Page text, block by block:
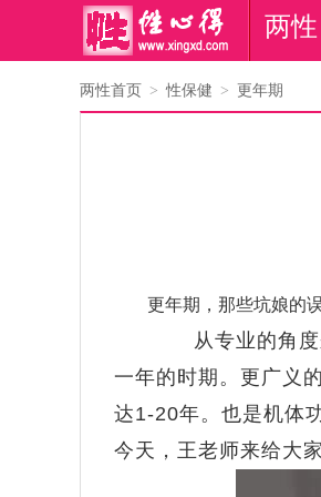
两性
两性首页 > 性保健 > 更年期
更年期，那些坑娘的
从专业的角
一年的时期。更广义
达1-20年。也是机体
今天，王老师来给大